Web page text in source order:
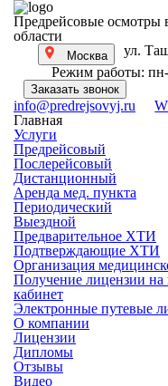
Предрейсовые осмотры
области
Москва
ул.
Режим работы:
Заказать звонок
info@predrejsovyj.ru
Главная
Услуги
Предрейсовый
Послерейсовый
Дистанционный
Аренда мед. пункта
Периодический
Выездной
Предварительное ХТИ
Подтверждающие ХТИ
Организация
Получение лицензии
кабинет
Электронные путевые
О компании
Лицензии
Дипломы
Отзывы
Видео